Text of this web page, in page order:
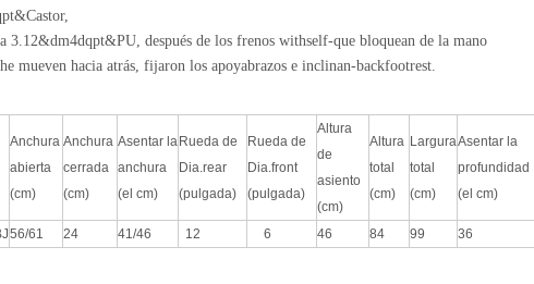
3.12&dm4dqpt&PU, después de los frenos withself-que bloquean de la mano
mueven hacia atrás, fijaron los apoyabrazos e inclinan-backfootrest.
Anchura
abierta
(cm)
Anchura
cerrada
(cm)
Asentar la
anchura
(el cm)
Rueda de
Dia.rear
(pulgada)
Rueda de
Dia.front
(pulgada)
Altura
de
asiento
(cm)
Altura
total
(cm)
Largura
total
(cm)
Asentar la
profundidad
(el cm)
56/61 24 41/46 12 6 46 84 99 36